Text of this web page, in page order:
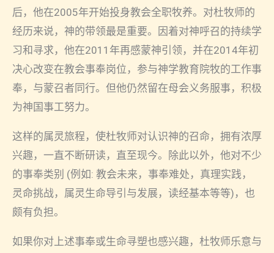
后，他在2005年开始投身教会全职牧养。对杜牧师的
经历来说，神的带领最是重要。因着对神呼召的持续学
习和寻求，他在2011年再感蒙神引领，并在2014年初
决心改变在教会事奉岗位，参与神学教育院牧的工作事
奉，与蒙召者同行。但他仍然留在母会义务服事，积极
为神国事工努力。
这样的属灵旅程，使杜牧师对认识神的召命，拥有浓厚
兴趣，一直不断研读，直至现今。除此以外，他对不少
的事奉类别 (例如: 教会未来，事奉难处，真理实践，
灵命挑战，属灵生命导引与发展，读经基本等等)，也
颇有负担。
如果你对上述事奉或生命寻塑也感兴趣，杜牧师乐意与